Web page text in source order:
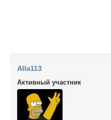
Alla113
Активный участник